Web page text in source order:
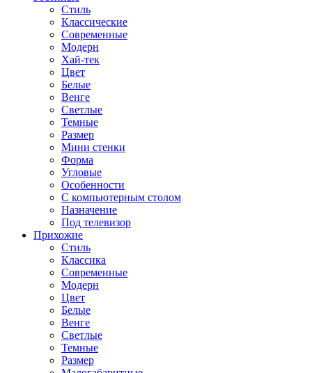
Стиль
Классические
Современные
Модерн
Хай-тек
Цвет
Белые
Венге
Светлые
Темные
Размер
Мини стенки
Форма
Угловые
Особенности
С компьютерным столом
Назначение
Под телевизор
Прихожие
Стиль
Классика
Современные
Модерн
Цвет
Белые
Венге
Светлые
Темные
Размер